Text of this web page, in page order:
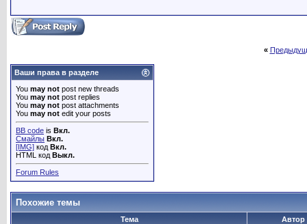
«
Ваши права в разделе
You may not post new threads
You may not post replies
You may not post attachments
You may not edit your posts
BB code is Вкл.
Смайлы Вкл.
[IMG] код Вкл.
HTML код Выкл.
Forum Rules
Похожие темы
Тема
Автор